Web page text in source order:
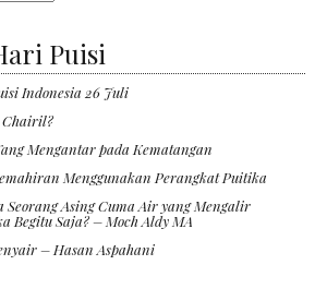
Puisi
Indonesia 26 Juli
Chairil?
Mengantar pada Kematangan
Menggunakan Perangkat Puitika
Seorang Asing Cuma Air yang Mengalir
Begitu Saja? – Moch Aldy MA
– Hasan Aspahani